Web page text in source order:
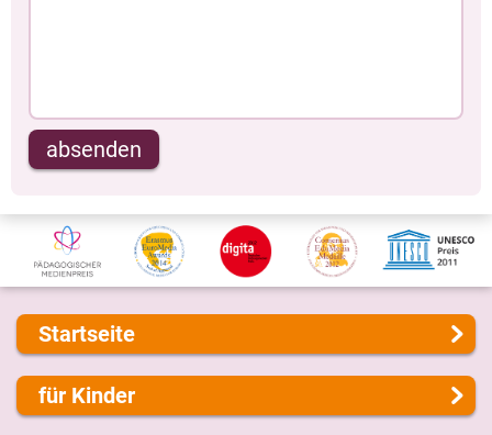
absenden
Startseite
Über uns
Presse
für Kinder